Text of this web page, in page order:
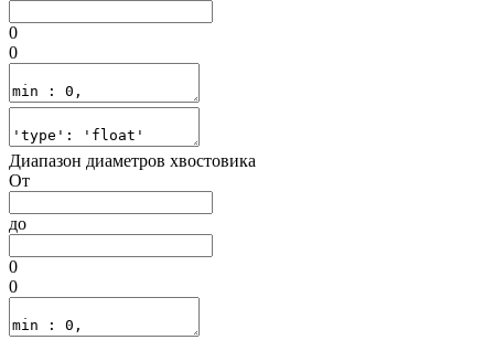
0
0
Диапазон диаметров хвостовика
От
до
0
0